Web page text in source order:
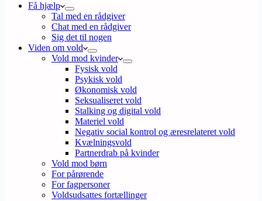
Få hjælp
Tal med en rådgiver
Chat med en rådgiver
Sig det til nogen
Viden om vold
Vold mod kvinder
Fysisk vold
Psykisk vold
Økonomisk vold
Seksualiseret vold
Stalking og digital vold
Materiel vold
Negativ social kontrol og æresrelateret vold
Kvælningsvold
Partnerdrab på kvinder
Vold mod børn
For pårørende
For fagpersoner
Voldsudsattes fortællinger